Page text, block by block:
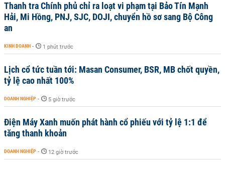
Thanh tra Chính phủ chỉ ra loạt vi phạm tại Bảo Tín Mạnh
Hải, Mi Hồng, PNJ, SJC, DOJI, chuyển hồ sơ sang Bộ Công
an
KINH DOANH - 1 phút trước
Lịch cổ tức tuần tới: Masan Consumer, BSR, MB chốt quyền,
tỷ lệ cao nhất 100%
DOANH NGHIỆP - 5 giờ trước
Điện Máy Xanh muốn phát hành cổ phiếu với tỷ lệ 1:1 để
tăng thanh khoản
DOANH NGHIỆP - 12 giờ trước